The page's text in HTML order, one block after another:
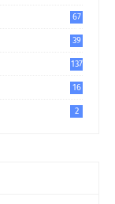
67
39
137
16
2